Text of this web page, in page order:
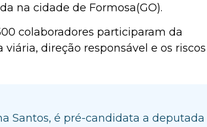
na cidade de Formosa(GO).
colaboradores participaram da
direção responsável e os riscos
Santos, é pré-candidata a deputada